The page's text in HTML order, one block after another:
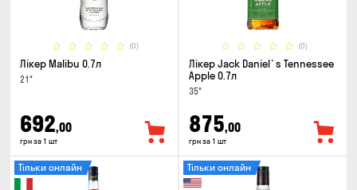
(0)
Лікер Malibu 0.7л
21°
692,00
грн за 1 шт
(0)
Лікер Jack Daniel`s Tennessee
Apple 0.7л
35°
875,00
грн за 1 шт
Тільки онлайн Тільки онлайн